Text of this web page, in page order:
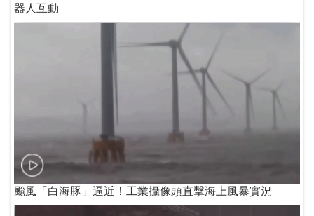
器人互動
颱風「白海豚」逼近！工業攝像頭直擊海上風暴實況